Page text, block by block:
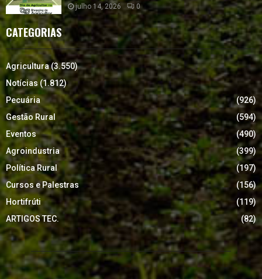
julho 14, 2026 0
CATEGORIAS
Agricultura(3.550)
Notícias (1.812)
Pecuária
(926)
Gestão Rural
(594)
Eventos
(490)
Agroindustria
(399)
Política Rural
(197)
Cursos e Palestras
(156)
Hortifrúti
(119)
ARTIGOS TEC.
(82)